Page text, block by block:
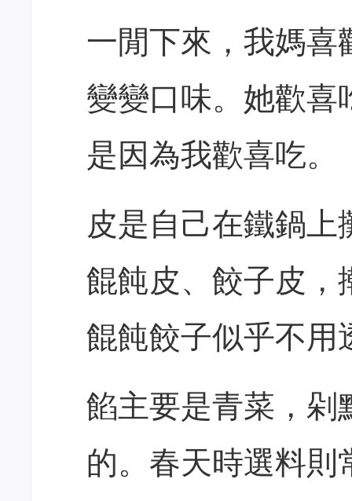
一閒下來，我媽喜
變變口味。她歡喜
是因為我歡喜吃。
皮是自己在鐵鍋
餛飩皮、餃子皮，
餛飩餃子似乎不用
餡主要是青菜，剁
的。春天時選料則